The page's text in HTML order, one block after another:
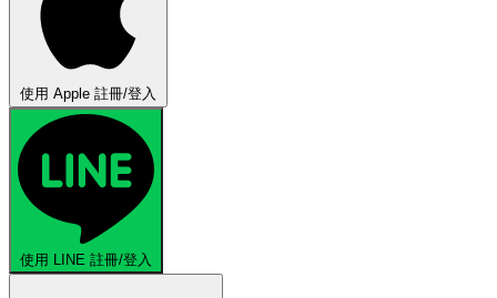
使用 Apple 註冊/登入
使用 LINE 註冊/登入